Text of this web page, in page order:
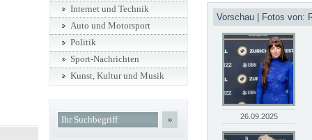
Vorschau | Fotos von:
26.09.2025
Internet und Technik
Auto und Motorsport
Politik
Sport-Nachrichten
Kunst, Kultur und Musik
»